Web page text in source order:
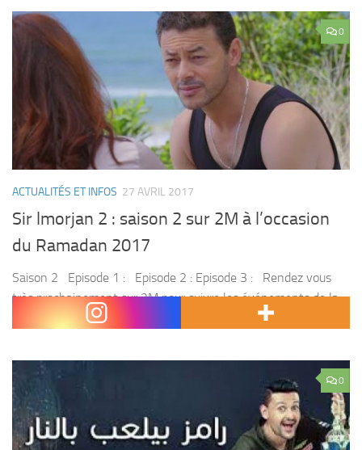
0
ACTUALITÉS ET INFOS 27 AVRIL 2017
Sir lmorjan 2 : saison 2 sur 2M à l’occasion
du Ramadan 2017
Saison 2 Episode 1 : Episode 2 : Episode 3 : Rendez vous
très prochainement sur 2M pour suivre les événements de la
série . Côté série, 2M propose la 2...
0